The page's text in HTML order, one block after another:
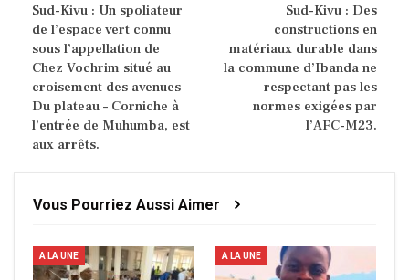
Sud-Kivu : Un spoliateur
de l’espace vert connu
sous l’appellation de
Chez Vochrim situé au
croisement des avenues
Du plateau – Corniche à
l’entrée de Muhumba, est
aux arrêts.
Sud-Kivu : Des
constructions en
matériaux durable dans
la commune d’Ibanda ne
respectant pas les
normes exigées par
l’AFC-M23.
Vous Pourriez Aussi Aimer
A LA UNE A LA UNE